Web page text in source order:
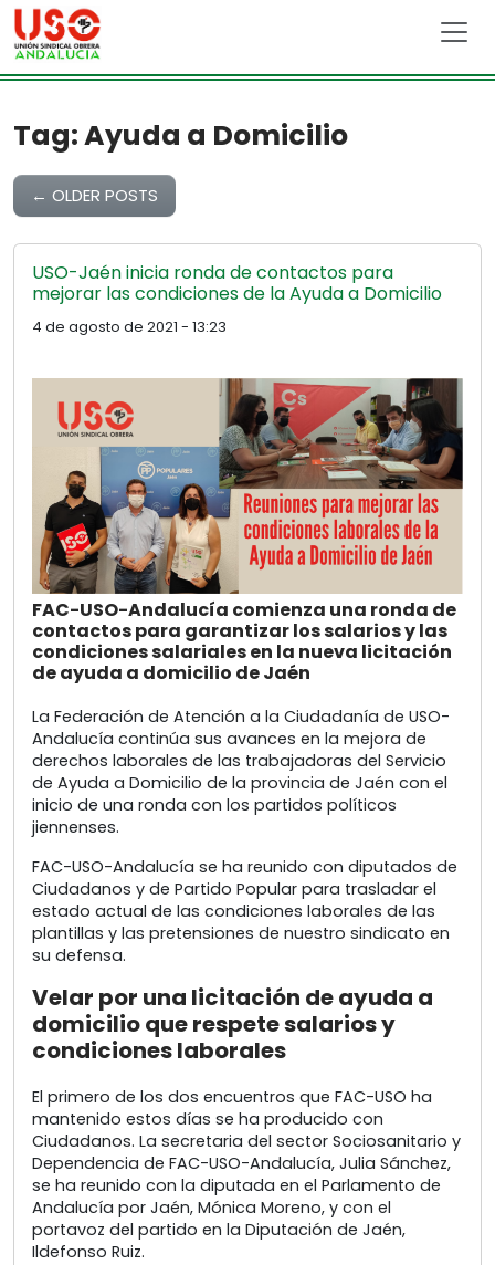
Skip to main content
Tag: Ayuda a Domicilio
← OLDER POSTS
USO-Jaén inicia ronda de contactos para
mejorar las condiciones de la Ayuda a Domicilio
4 de agosto de 2021 - 13:23
FAC-USO-Andalucía comienza una ronda de
contactos para garantizar los salarios y las
condiciones salariales en la nueva licitación
de ayuda a domicilio de Jaén
La Federación de Atención a la Ciudadanía de USO-
Andalucía continúa sus avances en la mejora de
derechos laborales de las trabajadoras del Servicio
de Ayuda a Domicilio de la provincia de Jaén con el
inicio de una ronda con los partidos políticos
jiennenses.
FAC-USO-Andalucía se ha reunido con diputados de
Ciudadanos y de Partido Popular para trasladar el
estado actual de las condiciones laborales de las
plantillas y las pretensiones de nuestro sindicato en
su defensa.
Velar por una licitación de ayuda a
domicilio que respete salarios y
condiciones laborales
El primero de los dos encuentros que FAC-USO ha
mantenido estos días se ha producido con
Ciudadanos. La secretaria del sector Sociosanitario y
Dependencia de FAC-USO-Andalucía, Julia Sánchez,
se ha reunido con la diputada en el Parlamento de
Andalucía por Jaén, Mónica Moreno, y con el
portavoz del partido en la Diputación de Jaén,
Ildefonso Ruiz.